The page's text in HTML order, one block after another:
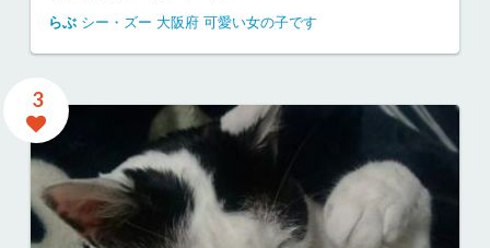
らぶ シー・ズー 大阪府 可愛い女の子です
3